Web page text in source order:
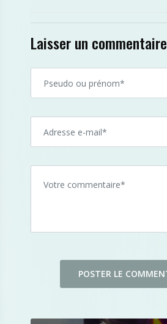
Laisser un commentaire